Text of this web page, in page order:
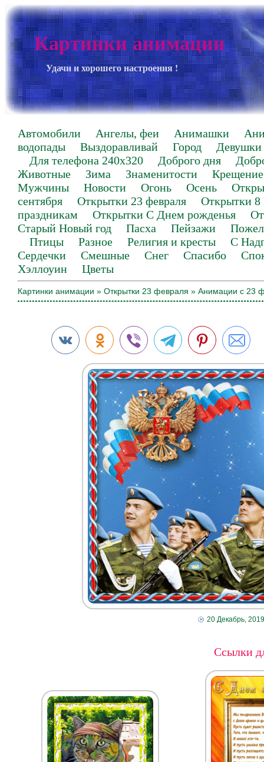
Картинки анимации
Удачи и хорошего настроения !
Автомобили Ангелы, феи Анимашки
водопады
Выздоравливай Город
Девушки
Для телефона 240х320
Доброго дня
Животные
Зима Знаменитости
Крещение
Мужчины
Новости Огонь Осень
сентября
Открытки 23 февраля
Открытки 8
праздникам
Открытки С Днем рожденья
Старый Новый год
Пасха Пейзажи
Птицы
Разное Религия и кресты
С
Сердечки
Смешные Снег Спасибо
Хэллоуин
Цветы
Картинки анимации » Открытки 23 февраля » Анимации с 23
20 Декабрь, 2019
Ссылки